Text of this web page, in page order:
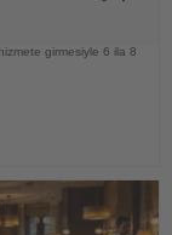
girmesiyle 6 ila 8